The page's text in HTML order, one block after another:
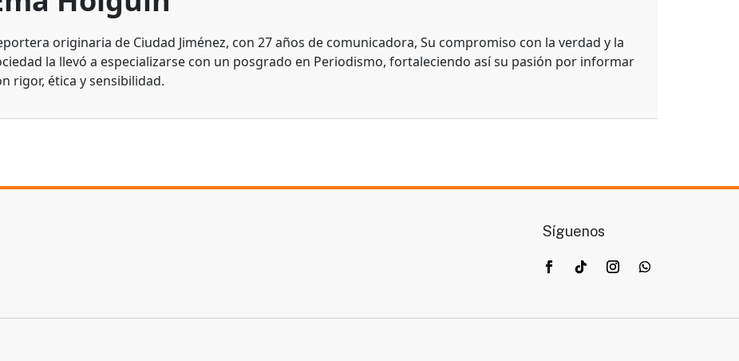
originaria de Ciudad Jiménez, con 27 años de comunicadora, Su compromiso con la verdad y la
la llevó a especializarse con un posgrado en Periodismo, fortaleciendo así su pasión por informar
rigor, ética y sensibilidad.
Síguenos